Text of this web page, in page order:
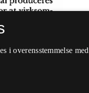
i overensstemmelse